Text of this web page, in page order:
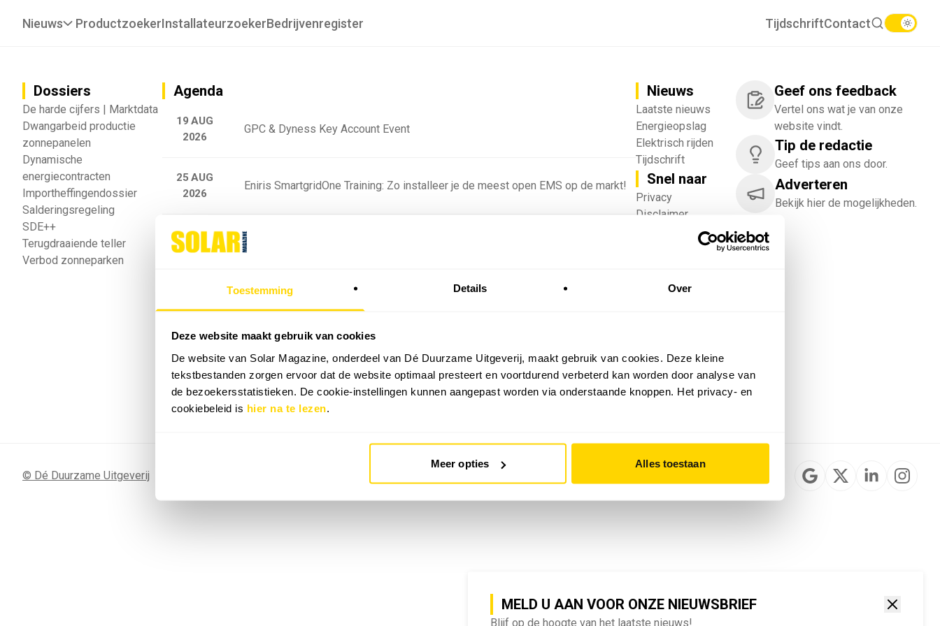
Toestemming Details Over
Deze website maakt gebruik van cookies
De website van Solar Magazine, onderdeel van Dé Duurzame Uitgeverij, maakt gebruik van cookies. Deze kleine
tekstbestanden zorgen ervoor dat de website optimaal presteert en voortdurend verbeterd kan worden door analyse van
de bezoekersstatistieken. De cookie-instellingen kunnen aangepast worden via onderstaande knoppen. Het privacy- en
cookiebeleid is hier na te lezen.
Meer opties Alles toestaan
MELD U AAN VOOR ONZE NIEUWSBRIEF
Blijf op de hoogte van het laatste nieuws!
Nieuws ProductzoekerInstallateurzoekerBedrijvenregister TijdschriftContact
Dossiers
De harde cijfers | Marktdata
Dwangarbeid productie
zonnepanelen
Dynamische
energiecontracten
Importheffingendossier
Salderingsregeling
SDE++
Terugdraaiende teller
Verbod zonneparken
Agenda
19 AUG
2026
GPC & Dyness Key Account Event
25 AUG
2026
Eniris SmartgridOne Training: Zo installeer je de meest open EMS op de markt!
25 AUG
2026
Sigenergy Training - Residentieel
2026
Webinar: Toekomstige batterijprofielen: hoe netbeheerders proberen
batterijgedrag in 2035 te voorspellen
2026
Sunergy Academy | SlimmeRik on Tour
Nieuws
Laatste nieuws
Energieopslag
Elektrisch rijden
Tijdschrift
Snel naar
Privacy
Disclaimer
Vacatures
English
Geef ons feedback
Vertel ons wat je van onze
website vindt.
Tip de redactie
Geef tips aan ons door.
Adverteren
Bekijk hier de mogelijkheden.
© Dé Duurzame Uitgeverij